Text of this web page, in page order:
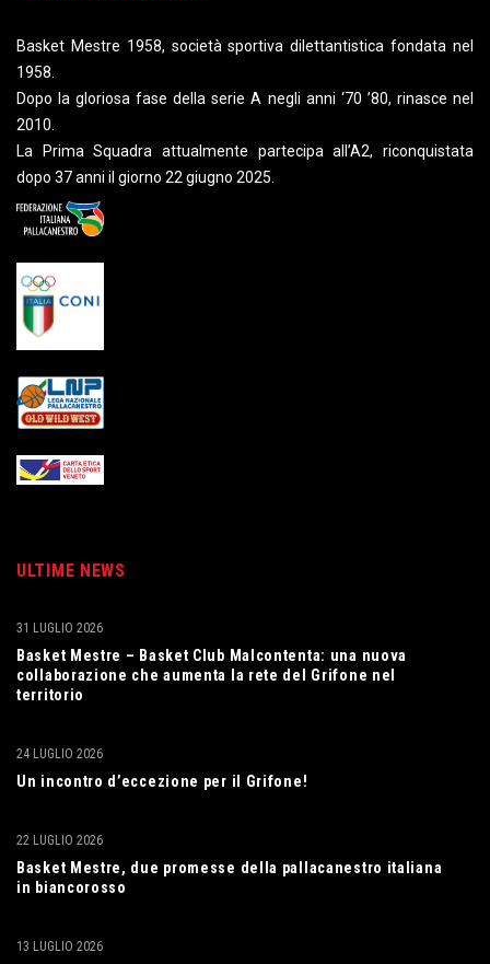
Basket Mestre 1958, società sportiva dilettantistica fondata nel
1958.
Dopo la gloriosa fase della serie A negli anni ‘70 ’80, rinasce nel
2010.
La Prima Squadra attualmente partecipa all’A2, riconquistata
dopo 37 anni il giorno 22 giugno 2025.
ULTIME NEWS
Basket Mestre – Basket Club Malcontenta: una nuova
collaborazione che aumenta la rete del Grifone nel
territorio
31 LUGLIO 2026
Un incontro d’eccezione per il Grifone!
24 LUGLIO 2026
Basket Mestre, due promesse della pallacanestro italiana
in biancorosso
22 LUGLIO 2026
13 LUGLIO 2026